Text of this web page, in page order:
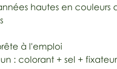
hautes en couleurs
à l'emploi
: colorant + sel + fixateur